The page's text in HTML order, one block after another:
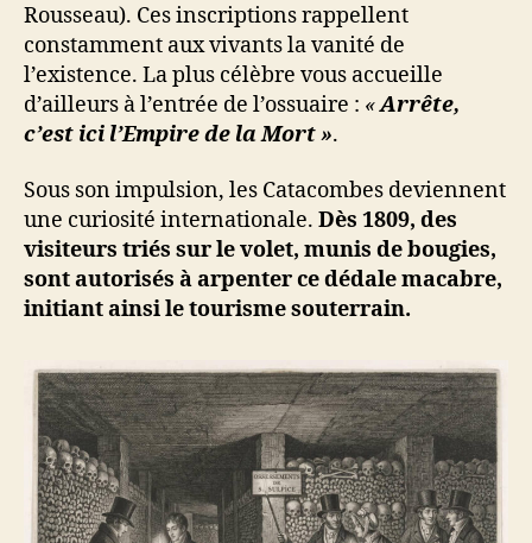
Rousseau). Ces inscriptions rappellent
constamment aux vivants la vanité de
l’existence. La plus célèbre vous accueille
d’ailleurs à l’entrée de l’ossuaire : «Arrête,
c’est ici l’Empire de la Mort ».
Sous son impulsion, les Catacombes deviennent
une curiosité internationale. Dès 1809, des
visiteurs triés sur le volet, munis de bougies,
sont autorisés à arpenter ce dédale macabre,
initiant ainsi le tourisme souterrain.